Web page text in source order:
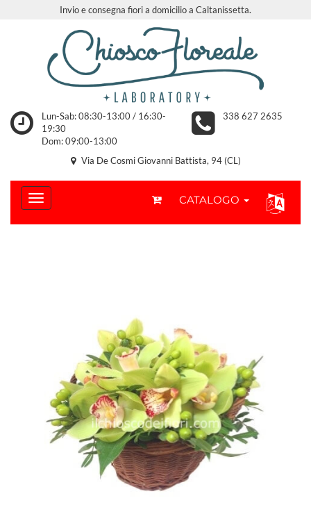
Invio e consegna fiori a domicilio a Caltanissetta.
Lun-Sab: 08:30-13:00 / 16:30-
19:30
Dom: 09:00-13:00
338 627 2635
Via De Cosmi Giovanni Battista, 94 (CL)
CATALOGO